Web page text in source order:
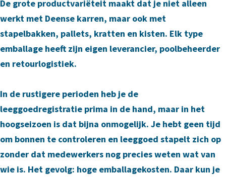
De grote productvariëteit maakt dat je niet alleen
werkt met Deense karren, maar ook met
stapelbakken, pallets, kratten en kisten. Elk type
emballage heeft zijn eigen leverancier, poolbeheerder
en retourlogistiek.
In de rustigere perioden heb je de
leeggoedregistratie prima in de hand, maar in het
hoogseizoen is dat bijna onmogelijk. Je hebt geen tijd
om bonnen te controleren en leeggoed stapelt zich op
zonder dat medewerkers nog precies weten wat van
wie is. Het gevolg: hoge emballagekosten. Daar kun je